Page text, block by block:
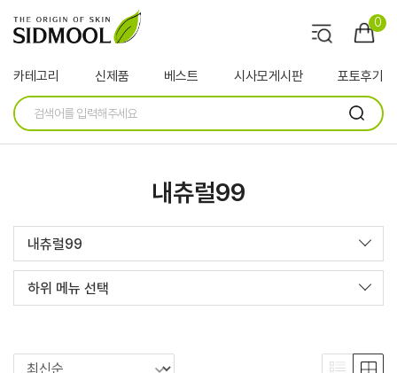
0
카테고리 신제품 베스트 시사모게시판 포토후기
내츄럴99
내츄럴99
하위 메뉴 선택